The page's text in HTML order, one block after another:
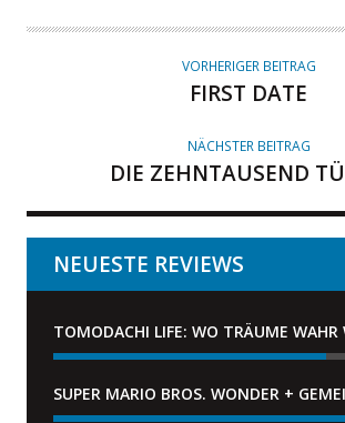
VORHERIGER BEITRAG
FIRST DATE
NÄCHSTER BEITRAG
DIE ZEHNTAUSEND
NEUESTE REVIEWS
TOMODACHI LIFE: WO TRÄUME WAHR